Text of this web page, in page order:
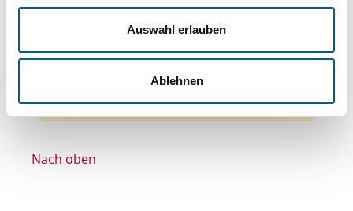
Auswahl erlauben
Ablehnen
Themen: Kunst & Kultur
Themen: Wissenschaft und Forschung
Themen: Heimatpflege
Alle Filter entfernen
Nach oben